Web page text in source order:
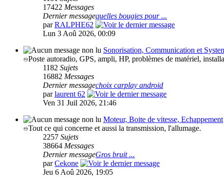
17422 Messages
Dernier messagequelles bougies pour ...
parRALPHE62
Lun 3 Aoû 2026, 00:09
Sonorisation, Communication et
Poste autoradio, GPS, ampli, HP, problèmes de matériel,
1182 Sujets
16882 Messages
Dernier messagechoix carplay android
parlaurent 62
Ven 31 Juil 2026, 21:46
Moteur, Boite de vitesse, Echappement
Tout ce qui concerne et aussi la transmission, l'allumage.
2257 Sujets
38664 Messages
Dernier messageGros bruit ...
parCekone
Jeu 6 Aoû 2026, 19:05